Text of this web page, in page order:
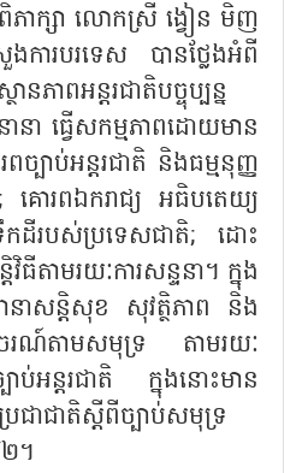
ពិភាក្សា លោកស្រី ង្វៀន មិញ
ងការបរទេស បានថ្លែងអំពី
ានភាពអន្តរជាតិបច្ចុប្បន្ន
ា ធ្វើសកម្មភាពដោយមាន
បាប់អន្តរជាតិ និងធម្មនុញ្ញ
គោរពឯករាជ្យ អធិបតេយ្យ
របស់ប្រទេសជាតិ; ដោះ
តាមរយៈការសន្ទនា។ ក្នុង
នាសន្តិសុខ សុវត្ថិភាព និង
វាចរណ៍តាមសមុទ្រ តាមរយៈ
ប់អន្តរជាតិ ក្នុងនោះមាន
ជាជាតិស្តីពីច្បាប់សមុទ្រ
។